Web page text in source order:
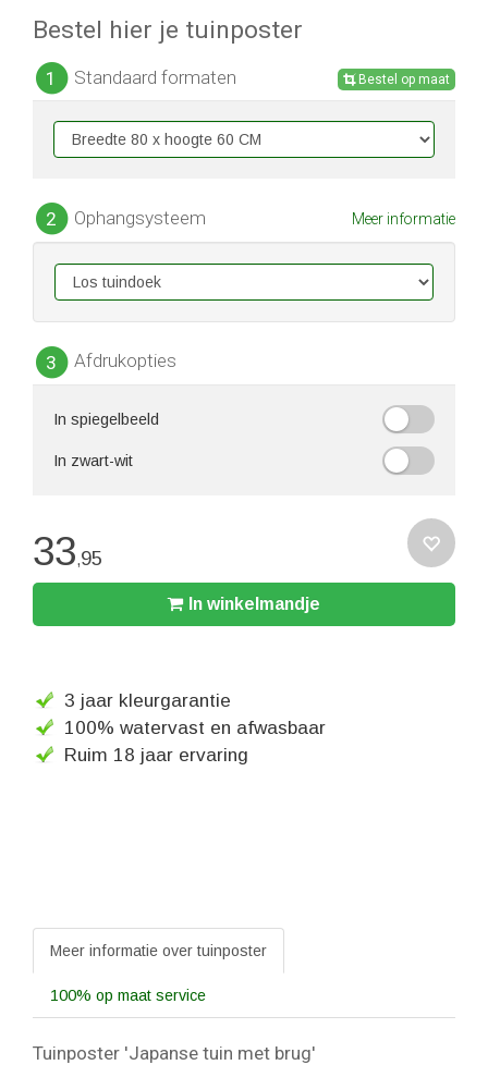
Bestel hier je tuinposter
1 Standaard formaten Bestel op maat
2 Ophangsysteem Meer informatie
3 Afdrukopties
In spiegelbeeld
In zwart-wit
33,95
In winkelmandje
3 jaar kleurgarantie
100% watervast en afwasbaar
Ruim 18 jaar ervaring
Meer informatie over tuinposter
100% op maat service
Tuinposter 'Japanse tuin met brug'